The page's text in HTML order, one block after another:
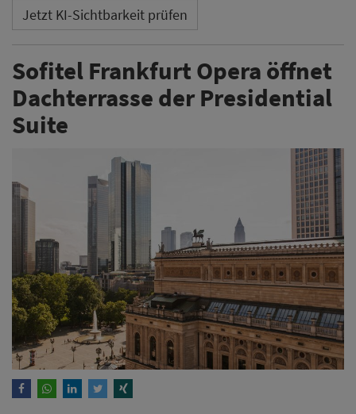
Jetzt KI-Sichtbarkeit prüfen
Sofitel Frankfurt Opera öffnet
Dachterrasse der Presidential
Suite